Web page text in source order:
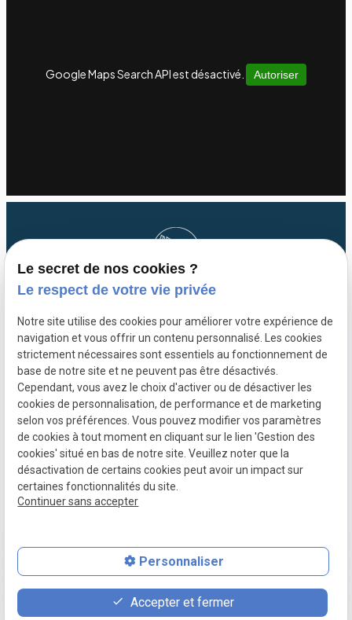
Google Maps Search API est désactivé. Autoriser
PERRINE GODSENS
Ostéopathe
SIRET :88769173100020
266 Rue du huit mai 1945 , 59113 Seclin
Mentions légales
Politique de confidentialité
Plan du site
Gestion des cookies
Plan d'accès
contact_page
Contact 03 66 88 36 13
Le secret de nos cookies ?
Le respect de votre vie privée
Notre site utilise des cookies pour améliorer votre expérience de
navigation et vous offrir un contenu personnalisé. Les cookies
strictement nécessaires sont essentiels au fonctionnement de
base de notre site et ne peuvent pas être désactivés.
Cependant, vous avez le choix d'activer ou de désactiver les
cookies de personnalisation, de performance et de marketing
selon vos préférences. Vous pouvez modifier vos paramètres
de cookies à tout moment en cliquant sur le lien 'Gestion des
cookies' situé en bas de notre site. Veuillez noter que la
désactivation de certains cookies peut avoir un impact sur
certaines fonctionnalités du site.
Continuer sans accepter
Personnaliser
Accepter et fermer